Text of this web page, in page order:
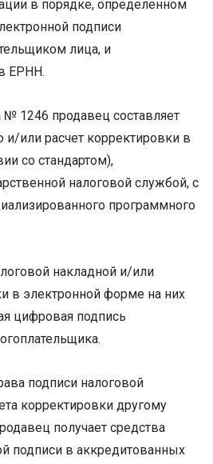
в порядке, определенном
подписи
лица, и
ЕРНН.
№ 1246 продавец составляет
или расчет корректировки в
со стандартом),
налоговой службой, с
программного
накладной и/или
в электронной форме на них
цифровая подпись
подписи налоговой
корректировки другому
получает средства
подписи в аккредитованных